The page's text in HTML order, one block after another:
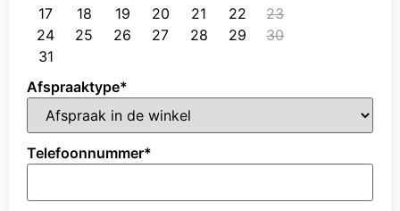
17
18 19 20 21 22
23
24
25 26 27 28 29
30
31
Afspraaktype*
Telefoonnummer*